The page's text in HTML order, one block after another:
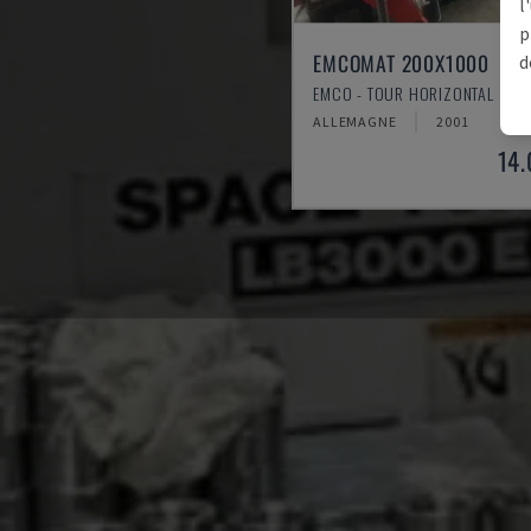
EMCOMAT 200X1000
EMCO - TOUR HORIZONTAL
ALLEMAGNE 2001